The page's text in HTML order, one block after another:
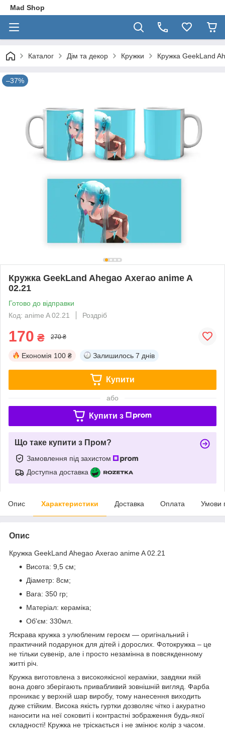
Mad Shop
Каталог Дім та декор Кружки Кружка GeekLand
–37%
Кружка GeekLand Ahegao Ахегао anime A
02.21
Готово до відправки
Код: anime A 02.21
Роздріб
170 ₴ 270 ₴
Економія 100 ₴ Залишилось 7 днів
Купити
або
Купити з
Що таке купити з Пром?
Замовлення під захистом
Доступна доставка
Опис Характеристики Доставка Оплата Умови
Опис
Кружка GeekLand Ahegao Ахегао anime A 02.21
Висота: 9,5 см;
Діаметр: 8см;
Вага: 350 гр;
Матеріал: кераміка;
Об'єм: 330мл.
Яскрава кружка з улюбленим героєм ― оригінальний і
практичний подарунок для дітей і дорослих. Фотокружка – це
не тільки сувенір, але і просто незамінна в повсякденному
житті річ.
Кружка виготовлена з високоякісної кераміки, завдяки якій
вона довго зберігають привабливий зовнішній вигляд. Фарба
проникає у верхній шар виробу, тому нанесення виходить
дуже стійким. Висока якість гуртки дозволяє чітко і акуратно
наносити на неї соковиті і контрастні зображення будь-якої
складності! Кружка не тріскається і не змінює колір з часом.